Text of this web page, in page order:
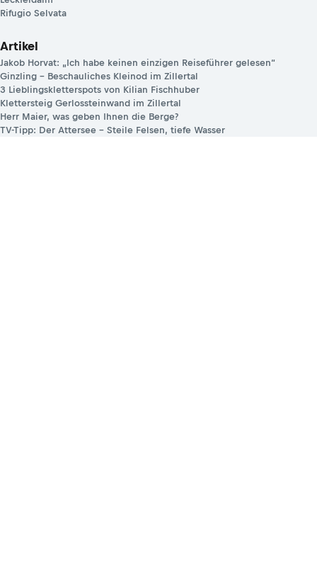
Rifugio Selvata
Artikel
Jakob Horvat: „Ich habe keinen einzigen Reiseführer gelesen“
Ginzling – Beschauliches Kleinod im Zillertal
3 Lieblingskletterspots von Kilian Fischhuber
Klettersteig Gerlossteinwand im Zillertal
Herr Maier, was geben Ihnen die Berge?
TV-Tipp: Der Attersee – Steile Felsen, tiefe Wasser